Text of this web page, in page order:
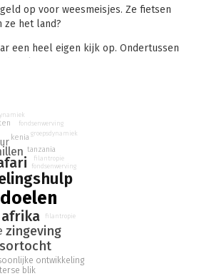
op voor weesmeisjes. Ze fietsen
ze het land?
een heel eigen kijk op. Ondertussen
op te halen voor
tegenstrijdige figuren hun
fietssafari door Tanzania en Kenia
zin proberen te geven. Voor
begrippen is de onderneming
bij op te trekken.
afrika
zingeving
ontwikkeling
blik
kenia
tanzania
filantropie
fondsenwerving
filantropie
fondsenwerving
groepsdynamiek